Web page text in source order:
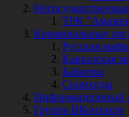
ТРК
Криминальные
Русская
Кавказская
Байкеры
Скинхеды
Информационный
Группа ВКонтакте